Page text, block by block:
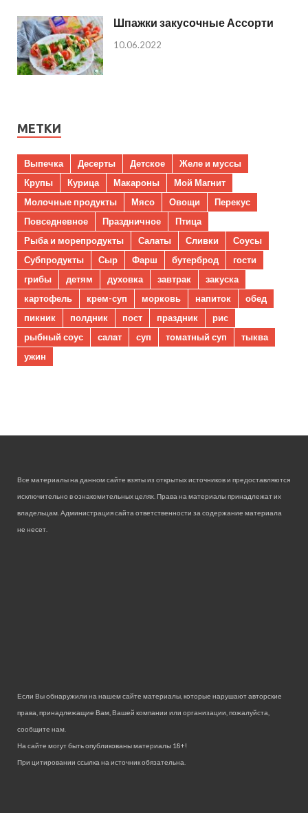
Шпажки закусочные Ассорти
10.06.2022
МЕТКИ
Выпечка Десерты Детское
Желе и муссы
Крупы
Курица Макароны
Мой Магнит
Молочные продукты
Мясо Овощи
Перекус
Повседневное
Праздничное
Птица
Рыба и морепродукты
Салаты Сливки
Соусы
Субпродукты
Сыр Фарш бутерброд
гости
грибы
детям духовка завтрак
закуска
картофель
крем-суп морковь напиток
обед
пикник
полдник пост праздник
рис
рыбный соус
салат суп томатный суп
тыква
ужин
Все материалы на данном сайте взяты из открытых источников и предоставляются
исключительно в ознакомительных целях. Права на материалы принадлежат их
владельцам. Администрация сайта ответственности за содержание материала
не несет.
Если Вы обнаружили на нашем сайте материалы, которые нарушают авторские
права, принадлежащие Вам, Вашей компании или организации, пожалуйста,
сообщите нам.
На сайте могут быть опубликованы материалы 18+!
При цитировании ссылка на источник обязательна.